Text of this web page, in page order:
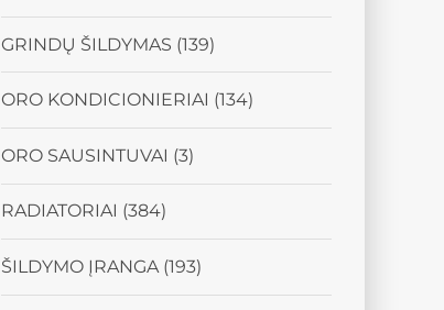
GRINDŲ ŠILDYMAS (139)
ORO KONDICIONIERIAI (134)
ORO SAUSINTUVAI (3)
RADIATORIAI (384)
ŠILDYMO ĮRANGA (193)